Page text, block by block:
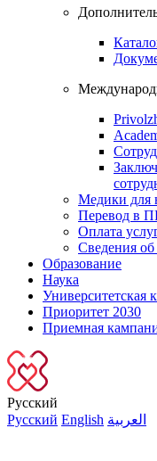
Медики для
Перевод в
Оплата
Сведения об
Образование
Наука
Университетская
Приоритет 2030
Приемная
Русский
Русский English العربية